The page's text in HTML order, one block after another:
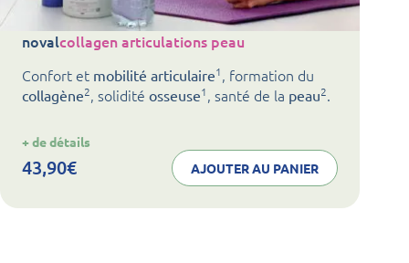
novalcollagen articulations peau
Confort et mobilité articulaire1, formation du
collagène2, solidité osseuse1, santé de la peau2.
+ de détails
collagen
43,90€ AJOUTER AU PANIER